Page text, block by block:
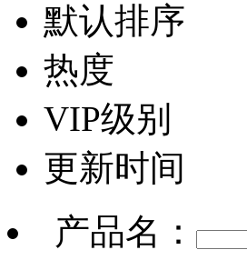
默认排序
热度
VIP级别
更新时间
产品名：